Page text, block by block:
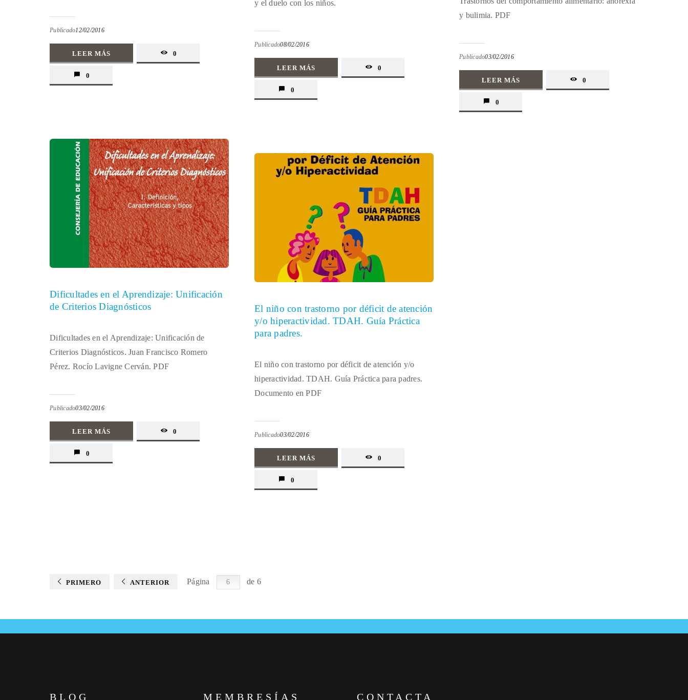
Publicado12/02/2016
LEER MÁS 0
0
y el duelo con los niños.
Publicado08/02/2016
LEER MÁS 0
0
y bulimia. PDF
Publicado03/02/2016
LEER MÁS 0
0
Dificultades en el Aprendizaje: Unificación
de Criterios Diagnósticos
Dificultades en el Aprendizaje: Unificación de
Criterios Diagnósticos. Juan Francisco Romero
Pérez. Rocío Lavigne Cerván. PDF
Publicado03/02/2016
LEER MÁS 0
0
El niño con trastorno por déficit de atención
y/o hiperactividad. TDAH. Guía Práctica
para padres.
El niño con trastorno por déficit de atención y/o
hiperactividad. TDAH. Guía Práctica para padres.
Documento en PDF
Publicado03/02/2016
LEER MÁS 0
0
PRIMERO ANTERIOR Página de 6
BLOG MEMBRESÍAS CONTACTA